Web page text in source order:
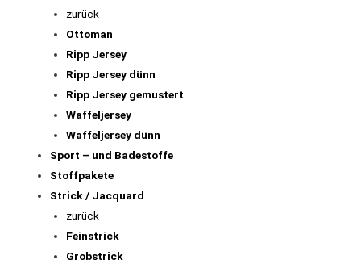
zurück
Ottoman
Ripp Jersey
Ripp Jersey dünn
Ripp Jersey gemustert
Waffeljersey
Waffeljersey dünn
Sport – und Badestoffe
Stoffpakete
Strick / Jacquard
zurück
Feinstrick
Grobstrick